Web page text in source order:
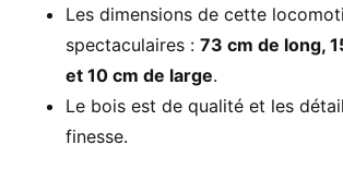
Les dimensions de cette
spectaculaires : 73 cm de long,
et 10 cm de large.
Le bois est de qualité et les
finesse.